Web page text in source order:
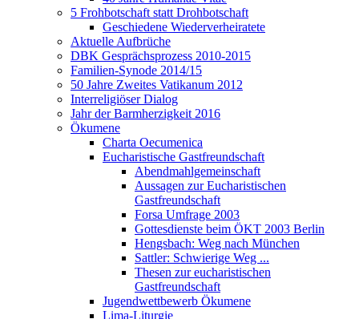
5 Frohbotschaft statt Drohbotschaft
Geschiedene Wiederverheiratete
Aktuelle Aufbrüche
DBK Gesprächsprozess 2010-2015
Familien-Synode 2014/15
50 Jahre Zweites Vatikanum 2012
Interreligiöser Dialog
Jahr der Barmherzigkeit 2016
Ökumene
Charta Oecumenica
Eucharistische Gastfreundschaft
Abendmahlgemeinschaft
Aussagen zur Eucharistischen
Gastfreundschaft
Forsa Umfrage 2003
Gottesdienste beim ÖKT 2003 Berlin
Hengsbach: Weg nach München
Sattler: Schwierige Weg ...
Thesen zur eucharistischen
Gastfreundschaft
Jugendwettbewerb Ökumene
Lima-Liturgie